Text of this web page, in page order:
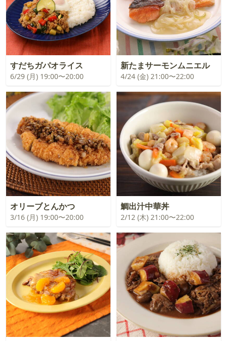
すだちガパオライス
6/29 (月) 19:00〜20:00
新たまサーモンムニエル
4/24 (金) 21:00〜22:00
オリーブとんかつ
3/16 (月) 19:00〜20:00
鯛出汁中華丼
2/12 (木) 21:00〜22:00